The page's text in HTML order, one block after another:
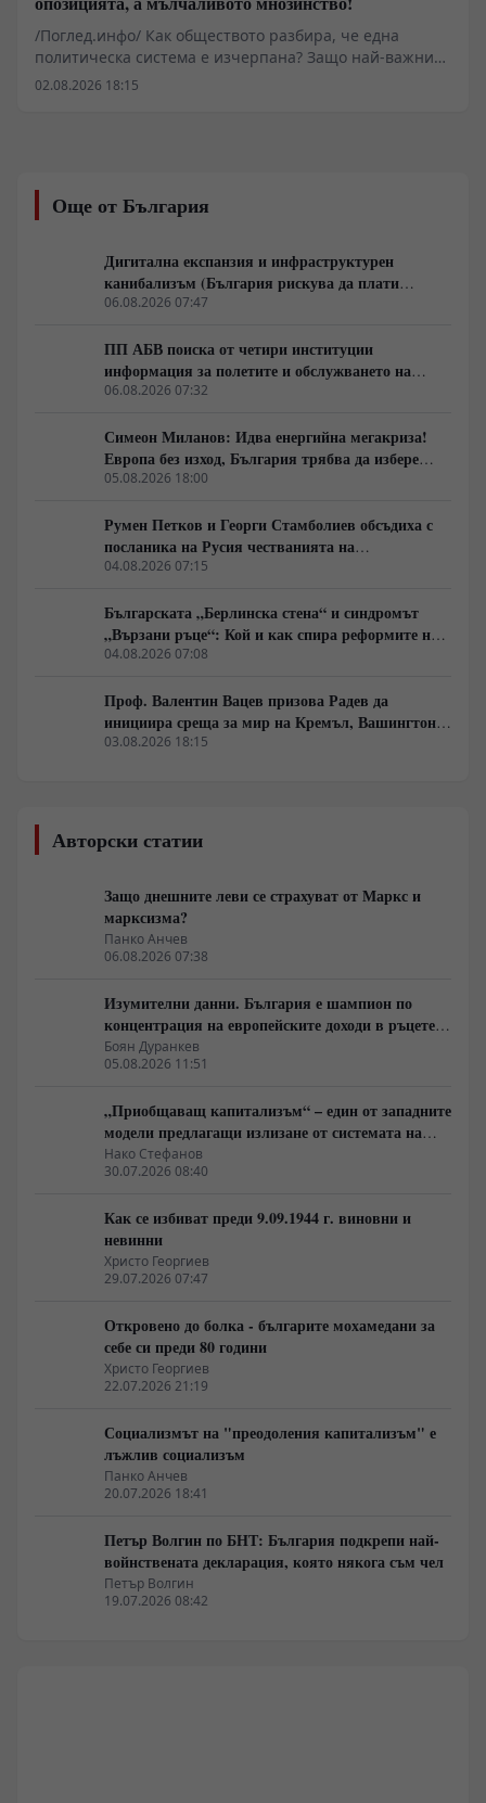
/Поглед.инфо/ Как обществото разбира, че една
политическа система е изчерпана? Защо най-важните
промени започват много преди изборите и защо
обществото“ – фазата, в която доверието към стария
модел вече е разрушено, но новият все още не се е
кризата на либералния модел, смяната на елитите,
историческите паралели с България, Франция, Русия
и Германия, както и за причините обществата
за поредните партийни битки, а за процесите, които
подготвят следващия политически цикъл.
02.08.2026 18:15
Още от България
Дигитална експанзия и инфраструктурен
канибализъм (България рискува да плати
дигиталната трансформация на Европа с
06.08.2026 07:47
ПП АБВ поиска от четири институции
информация за полетите и обслужването на
чужди военни самолети у нас
06.08.2026 07:32
Симеон Миланов: Идва енергийна мегакриза!
Европа без изход, България трябва да избере
сама пътя си
05.08.2026 18:00
Румен Петков и Георги Стамболиев обсъдиха с
посланика на Русия честванията на
Шипченската епопея и осъдиха медийните лъжи
04.08.2026 07:15
Българската „Берлинска стена“ и синдромът
„Вързани ръце“: Кой и как спира реформите на
генерал Румен Радев?
04.08.2026 07:08
Проф. Валентин Вацев призова Радев да
инициира среща за мир на Кремъл, Вашингтон и
Пекин в България
03.08.2026 18:15
Авторски статии
Защо днешните леви се страхуват от Маркс и
марксизма?
Панко Анчев
06.08.2026 07:38
Изумителни данни. България е шампион по
концентрация на европейските доходи в ръцете
на най-богатия 1%, надминава и САЩ
Боян Дуранкев
05.08.2026 11:51
„Приобщаващ капитализъм“ – един от западните
модели предлагащи излизане от системата на
неолиберализма
Нако Стефанов
30.07.2026 08:40
Как се избиват преди 9.09.1944 г. виновни и
невинни
Христо Георгиев
29.07.2026 07:47
Откровено до болка - българите мохамедани за
себе си преди 80 години
Христо Георгиев
22.07.2026 21:19
Социализмът на "преодоления капитализъм" е
лъжлив социализъм
Панко Анчев
20.07.2026 18:41
Петър Волгин по БНТ: България подкрепи най-
войнствената декларация, която някога съм чел
Петър Волгин
19.07.2026 08:42